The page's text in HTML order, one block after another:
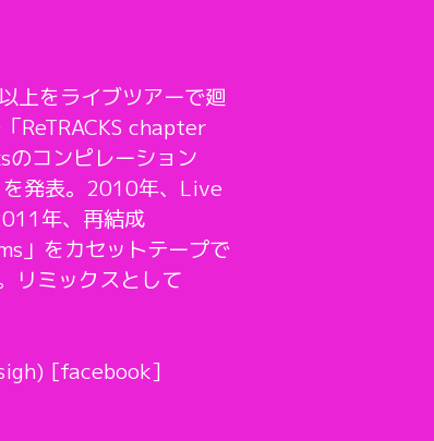
上をライブツアーで廻
ReTRACKS chapter
コンピレーション
を発表。2010年、Live
年、再結成
」をカセットテープで
リミックスとして
[facebook]